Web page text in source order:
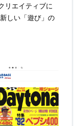
リエイティブに
しい「遊び」の